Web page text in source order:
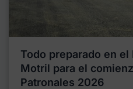
Todo preparado en el
Motril para el
Patronales 2026